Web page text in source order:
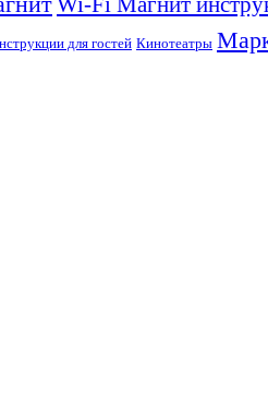
для гостей Кинотеатры